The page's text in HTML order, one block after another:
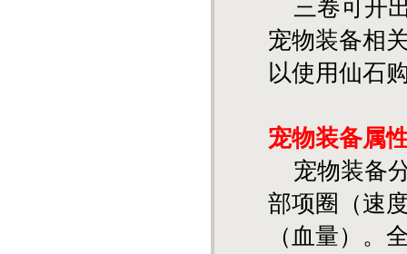
三卷可开
宠物装备相
以使用仙石
宠物装备属
宠物装备
部项圈（速
（血量）。